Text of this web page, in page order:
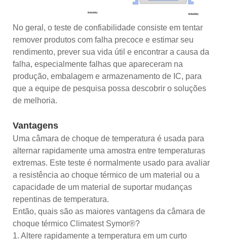
No geral, o teste de confiabilidade consiste em tentar
remover produtos com falha precoce e estimar seu
rendimento, prever sua vida útil e encontrar a causa da
falha, especialmente falhas que apareceram na
produção, embalagem e armazenamento de IC, para
que a equipe de pesquisa possa descobrir o soluções
de melhoria.
Vantagens
Uma câmara de choque de temperatura é usada para
alternar rapidamente uma amostra entre temperaturas
extremas. Este teste é normalmente usado para avaliar
a resistência ao choque térmico de um material ou a
capacidade de um material de suportar mudanças
repentinas de temperatura.
Então, quais são as maiores vantagens da câmara de
choque térmico Climatest Symor®?
1. Altere rapidamente a temperatura em um curto